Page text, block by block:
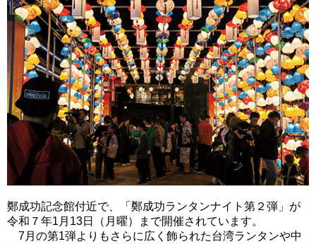
鄭成功記念館付近で、「鄭成功ランタンナイト第２弾」が
令和７年1月13日（月曜）まで開催されています。
7月の第1弾よりもさらに広く飾られた台湾ランタンや中